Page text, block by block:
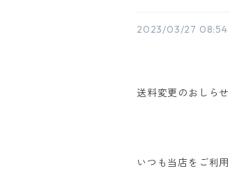
2023/03/27 08:54
送料変更のおしらせ
いつも当店をご利